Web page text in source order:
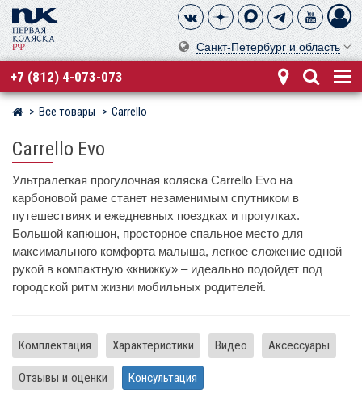
Санкт-Петербург и область
+7 (812) 4-073-073
Магазин детских колясок
Все товары Carrello
Carrello Evo
Ультралегкая прогулочная коляска Carrello Evo на
карбоновой раме станет незаменимым спутником в
путешествиях и ежедневных поездках и прогулках.
Большой капюшон, просторное спальное место для
максимального комфорта малыша, легкое сложение одной
рукой в компактную «книжку» – идеально подойдет под
городской ритм жизни мобильных родителей.
Комплектация Характеристики Видео Аксессуары
Отзывы и оценки Консультация